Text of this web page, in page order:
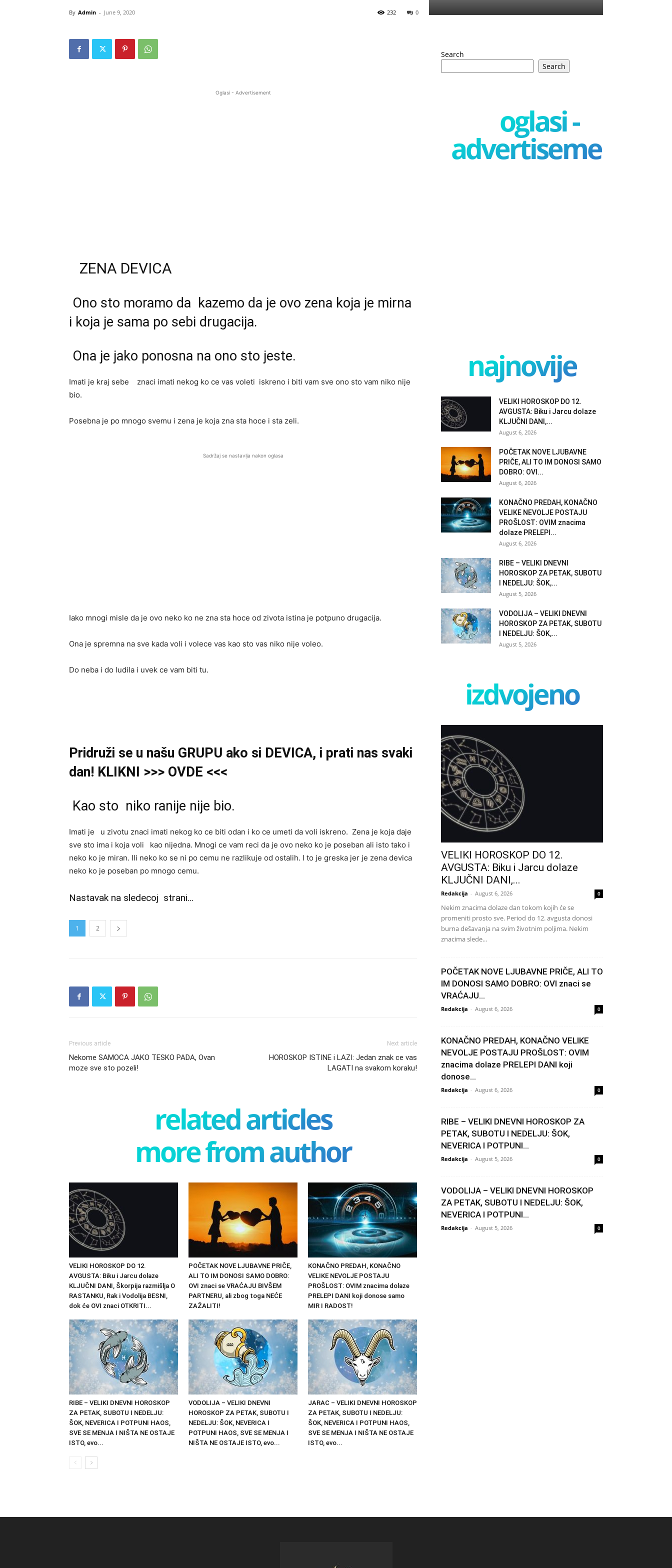
By Admin - June 9, 2020 0
232
Oglasi - Advertisement
ZENA DEVICA
Ono sto moramo da kazemo da je ovo zena koja je mirna
i koja je sama po sebi drugacija.
Ona je jako ponosna na ono sto jeste.
Imati je kraj sebe znaci imati nekog ko ce vas voleti iskreno i biti vam sve ono sto vam niko nije
bio.
Posebna je po mnogo svemu i zena je koja zna sta hoce i sta zeli.
Sadržaj se nastavlja nakon oglasa
Iako mnogi misle da je ovo neko ko ne zna sta hoce od zivota istina je potpuno drugacija.
Ona je spremna na sve kada voli i volece vas kao sto vas niko nije voleo.
Do neba i do ludila i uvek ce vam biti tu.
Pridruži se u našu GRUPU ako si DEVICA, i prati nas svaki
dan! KLIKNI >>> OVDE <<<
Kao sto niko ranije nije bio.
Imati je u zivotu znaci imati nekog ko ce biti odan i ko ce umeti da voli iskreno. Zena je koja daje
sve sto ima i koja voli kao nijedna. Mnogi ce vam reci da je ovo neko ko je poseban ali isto tako i
neko ko je miran. Ili neko ko se ni po cemu ne razlikuje od ostalih. I to je greska jer je zena devica
neko ko je poseban po mnogo cemu.
Nastavak na sledecoj strani…
1 2
Previous article
Nekome SAMOCA JAKO TESKO PADA, Ovan
moze sve sto pozeli!
Next article
HOROSKOP ISTINE i LAZI: Jedan znak ce vas
LAGATI na svakom koraku!
related articles
more from author
VELIKI HOROSKOP DO 12.
AVGUSTA: Biku i Jarcu dolaze
KLJUČNI DANI, Škorpija razmišlja O
RASTANKU, Rak i Vodolija BESNI,
dok će OVI znaci OTKRITI...
POČETAK NOVE LJUBAVNE PRIČE,
ALI TO IM DONOSI SAMO DOBRO:
OVI znaci se VRAĆAJU BIVŠEM
PARTNERU, ali zbog toga NEĆE
ZAŽALITI!
KONAČNO PREDAH, KONAČNO
VELIKE NEVOLJE POSTAJU
PROŠLOST: OVIM znacima dolaze
PRELEPI DANI koji donose samo
MIR I RADOST!
RIBE – VELIKI DNEVNI HOROSKOP
ZA PETAK, SUBOTU I NEDELJU:
ŠOK, NEVERICA I POTPUNI HAOS,
SVE SE MENJA I NIŠTA NE OSTAJE
ISTO, evo...
VODOLIJA – VELIKI DNEVNI
HOROSKOP ZA PETAK, SUBOTU I
NEDELJU: ŠOK, NEVERICA I
POTPUNI HAOS, SVE SE MENJA I
NIŠTA NE OSTAJE ISTO, evo...
JARAC – VELIKI DNEVNI HOROSKOP
ZA PETAK, SUBOTU I NEDELJU:
ŠOK, NEVERICA I POTPUNI HAOS,
SVE SE MENJA I NIŠTA NE OSTAJE
ISTO, evo...
Search
Search
oglasi -
advertisement
najnovije
VELIKI HOROSKOP DO 12.
AVGUSTA: Biku i Jarcu dolaze
KLJUČNI DANI,...
August 6, 2026
POČETAK NOVE LJUBAVNE
PRIČE, ALI TO IM DONOSI SAMO
DOBRO: OVI...
August 6, 2026
KONAČNO PREDAH, KONAČNO
VELIKE NEVOLJE POSTAJU
PROŠLOST: OVIM znacima
dolaze PRELEPI...
August 6, 2026
RIBE – VELIKI DNEVNI
HOROSKOP ZA PETAK, SUBOTU
I NEDELJU: ŠOK,...
August 5, 2026
VODOLIJA – VELIKI DNEVNI
HOROSKOP ZA PETAK, SUBOTU
I NEDELJU: ŠOK,...
August 5, 2026
izdvojeno
VELIKI HOROSKOP DO 12.
AVGUSTA: Biku i Jarcu dolaze
KLJUČNI DANI,...
Redakcija - August 6, 2026 0
Nekim znacima dolaze dan tokom kojih će se
promeniti prosto sve. Period do 12. avgusta donosi
burna dešavanja na svim životnim poljima. Nekim
znacima slede...
POČETAK NOVE LJUBAVNE PRIČE, ALI TO
IM DONOSI SAMO DOBRO: OVI znaci se
VRAĆAJU...
Redakcija - August 6, 2026 0
KONAČNO PREDAH, KONAČNO VELIKE
NEVOLJE POSTAJU PROŠLOST: OVIM
znacima dolaze PRELEPI DANI koji
donose...
Redakcija - August 6, 2026 0
RIBE – VELIKI DNEVNI HOROSKOP ZA
PETAK, SUBOTU I NEDELJU: ŠOK,
NEVERICA I POTPUNI...
Redakcija - August 5, 2026 0
VODOLIJA – VELIKI DNEVNI HOROSKOP
ZA PETAK, SUBOTU I NEDELJU: ŠOK,
NEVERICA I POTPUNI...
Redakcija - August 5, 2026 0